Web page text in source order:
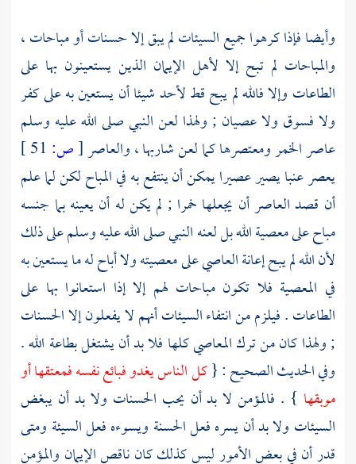
وأيضا فإذا كرهوا جميع السيئات لم يبق إلا حسنات أو مباحات ،
والمباحات لم تبح إلا لأهل الإيمان الذين يستعينون بها على
الطاعات وإلا فالله لم يبح قط لأحد شيئا أن يستعين به على كفر
ولا فسوق ولا عصيان ; ولهذا لعن النبي صلى الله عليه وسلم
عاصر الخمر ومعتصرها كما لعن شاربها ، والعاصر[ص:
يعصر عنبا يصير عصيرا يمكن أن ينتفع به في المباح لكن لما علم
أن قصد العاصر أن يجعلها خمرا ; لم يكن له أن يعينه بما جنسه
مباح على معصية الله بل لعنه النبي صلى الله عليه وسلم على ذلك
لأن الله لم يبح إعانة العاصي على معصيته ولا أباح له ما يستعين به
في المعصية فلا تكون مباحات لهم إلا إذا استعانوا بها على
الطاعات . فيلزم من انتفاء السيئات أنهم لا يفعلون إلا الحسنات
; ولهذا كان من ترك المعاصي كلها فلا بد أن يشتغل بطاعة الله .
وفي الحديث الصحيح : {كل الناس يغدو فبائع نفسه فمعتقها أو
موبقها } . فالمؤمن لا بد أن يحب الحسنات ولا بد أن يبغض
السيئات ولا بد أن يسره فعل الحسنة ويسوءه فعل السيئة ومتى
قدر أن في بعض الأمور ليس كذلك كان ناقص الإيمان والمؤمن